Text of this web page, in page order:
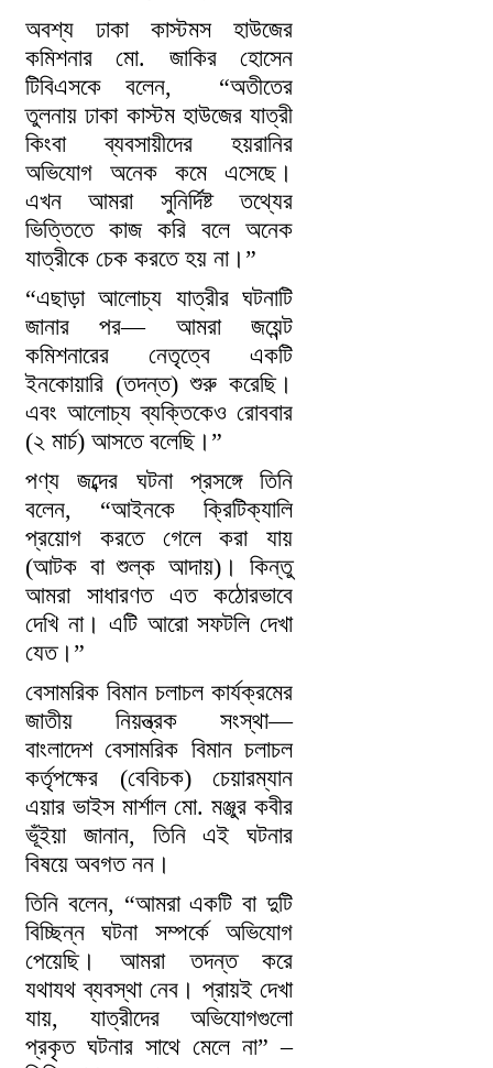
অবশ্য ঢাকা কাস্টমস হাউজের
কমিশনার মো. জাকির হোসেন
টিবিএসকে বলেন, “অতীতের
তুলনায় ঢাকা কাস্টম হাউজের যাত্রী
কিংবা ব্যবসায়ীদের হয়রানির
অভিযোগ অনেক কমে এসেছে।
এখন আমরা সুনির্দিষ্ট তথ্যের
ভিত্তিতে কাজ করি বলে অনেক
যাত্রীকে চেক করতে হয় না।”
“এছাড়া আলোচ্য যাত্রীর ঘটনাটি
জানার পর— আমরা জয়েন্ট
কমিশনারের নেতৃত্বে একটি
ইনকোয়ারি (তদন্ত) শুরু করেছি।
এবং আলোচ্য ব্যক্তিকেও রোববার
(২ মার্চ) আসতে বলেছি।”
পণ্য জব্দের ঘটনা প্রসঙ্গে তিনি
বলেন, “আইনকে ক্রিটিক্যালি
প্রয়োগ করতে গেলে করা যায়
(আটক বা শুল্ক আদায়)। কিন্তু
আমরা সাধারণত এত কঠোরভাবে
দেখি না। এটি আরো সফটলি দেখা
যেত।”
বেসামরিক বিমান চলাচল কার্যক্রমের
জাতীয় নিয়ন্ত্রক সংস্থা—
বাংলাদেশ বেসামরিক বিমান চলাচল
কর্তৃপক্ষের (বেবিচক) চেয়ারম্যান
এয়ার ভাইস মার্শাল মো. মঞ্জুর কবীর
ভূঁইয়া জানান, তিনি এই ঘটনার
বিষয়ে অবগত নন।
তিনি বলেন, “আমরা একটি বা দুটি
বিচ্ছিন্ন ঘটনা সম্পর্কে অভিযোগ
পেয়েছি। আমরা তদন্ত করে
যথাযথ ব্যবস্থা নেব। প্রায়ই দেখা
যায়, যাত্রীদের অভিযোগগুলো
প্রকৃত ঘটনার সাথে মেলে না” –